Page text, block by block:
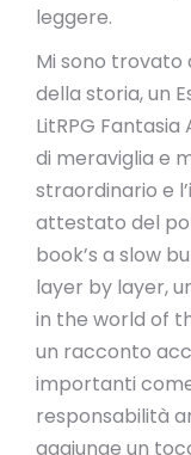
leggere.
Mi sono trovato
della storia, un
LitRPG
di meraviglia e
straordinario e
attestato del
book’s a slow
layer by layer,
in the world of
un racconto
importanti
responsabilità
aggiunge un